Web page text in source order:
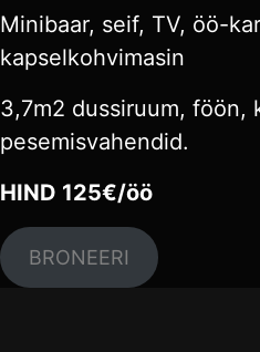
Minibaar, seif, TV, öö-
kapselkohvimasin
3,7m2 dussiruum, föön,
pesemisvahendid.
HIND 125€/öö
BRONEERI